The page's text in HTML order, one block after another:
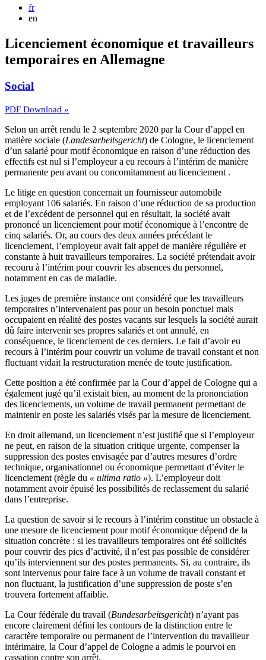
fr
en
Licenciement économique et travailleurs
temporaires en Allemagne
Social
PDF Download »
Selon un arrêt rendu le 2 septembre 2020 par la Cour d’appel en
matière sociale (Landesarbeitsgericht) de Cologne, le licenciement
d’un salarié pour motif économique en raison d’une réduction des
effectifs est nul si l’employeur a eu recours à l’intérim de manière
permanente peu avant ou concomitamment au licenciement .
Le litige en question concernait un fournisseur automobile
employant 106 salariés. En raison d’une réduction de sa production
et de l’excédent de personnel qui en résultait, la société avait
prononcé un licenciement pour motif économique à l’encontre de
cinq salariés. Or, au cours des deux années précédant le
licenciement, l’employeur avait fait appel de manière régulière et
constante à huit travailleurs temporaires. La société prétendait avoir
recouru à l’intérim pour couvrir les absences du personnel,
notamment en cas de maladie.
Les juges de première instance ont considéré que les travailleurs
temporaires n’intervenaient pas pour un besoin ponctuel mais
occupaient en réalité des postes vacants sur lesquels la société aurait
dû faire intervenir ses propres salariés et ont annulé, en
conséquence, le licenciement de ces derniers. Le fait d’avoir eu
recours à l’intérim pour couvrir un volume de travail constant et non
fluctuant vidait la restructuration menée de toute justification.
Cette position a été confirmée par la Cour d’appel de Cologne qui a
également jugé qu’il existait bien, au moment de la prononciation
des licenciements, un volume de travail permanent permettant de
maintenir en poste les salariés visés par la mesure de licenciement.
En droit allemand, un licenciement n’est justifié que si l’employeur
ne peut, en raison de la situation critique urgente, compenser la
suppression des postes envisagée par d’autres mesures d’ordre
technique, organisationnel ou économique permettant d’éviter le
licenciement (règle du « ultima ratio »). L’employeur doit
notamment avoir épuisé les possibilités de reclassement du salarié
dans l’entreprise.
La question de savoir si le recours à l’intérim constitue un obstacle à
une mesure de licenciement pour motif économique dépend de la
situation concrète : si les travailleurs temporaires ont été sollicités
pour couvrir des pics d’activité, il n’est pas possible de considérer
qu’ils interviennent sur des postes permanents. Si, au contraire, ils
sont intervenus pour faire face à un volume de travail constant et
non fluctuant, la justification d’une suppression de poste s’en
trouvera fortement affaiblie.
La Cour fédérale du travail (Bundesarbeitsgericht) n’ayant pas
encore clairement défini les contours de la distinction entre le
caractère temporaire ou permanent de l’intervention du travailleur
intérimaire, la Cour d’appel de Cologne a admis le pourvoi en
cassation contre son arrêt.